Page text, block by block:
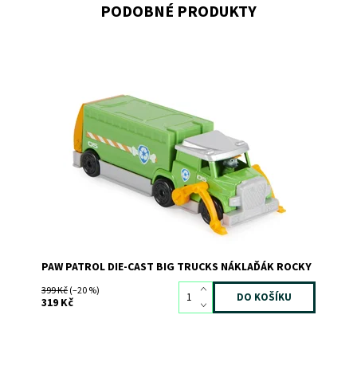
PODOBNÉ PRODUKTY
Dostupnost: Skladem1
10428
Značka:
SPIN MASTER
PAW PATROL DIE-CAST BIG TRUCKS NÁKLAĎÁK ROCKY
399 Kč(–20 %)
319 Kč